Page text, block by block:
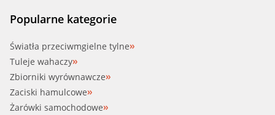
Popularne kategorie
Światła przeciwmgielne tylne
Tuleje wahaczy
Zbiorniki wyrównawcze
Zaciski hamulcowe
Żarówki samochodowe